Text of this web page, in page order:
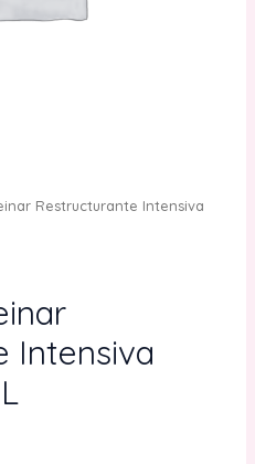
Restructurante Intensiva
Intensiva